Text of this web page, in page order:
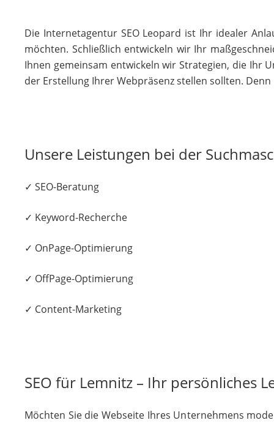
Die Internetagentur SEO Leopard ist Ihr idealer
möchten. Schließlich entwickeln wir Ihr
Ihnen gemeinsam entwickeln wir Strategien, die Ihr
der Erstellung Ihrer Webpräsenz stellen sollten.
Unsere Leistungen bei der
✓ SEO-Beratung
✓ Keyword-Recherche
✓ OnPage-Optimierung
✓ OffPage-Optimierung
✓ Content-Marketing
SEO für Lemnitz – Ihr persönliches
Möchten Sie die Webseite Ihres Unternehmens